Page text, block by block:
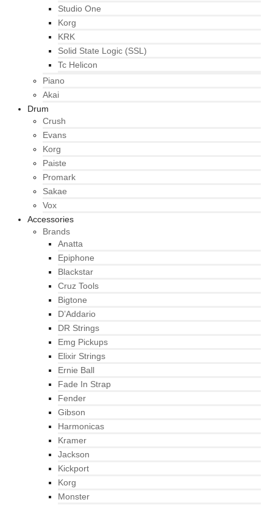
Studio One
Korg
KRK
Solid State Logic (SSL)
Tc Helicon
Piano
Akai
Drum
Crush
Evans
Korg
Paiste
Promark
Sakae
Vox
Accessories
Brands
Anatta
Epiphone
Blackstar
Cruz Tools
Bigtone
D’Addario
DR Strings
Emg Pickups
Elixir Strings
Ernie Ball
Fade In Strap
Fender
Gibson
Harmonicas
Kramer
Jackson
Kickport
Korg
Monster